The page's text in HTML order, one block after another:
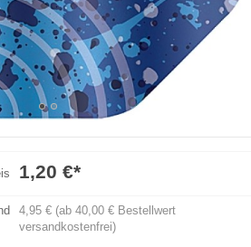
1,20 €*
4,95 € (ab 40,00 € Bestellwert
versandkostenfrei)